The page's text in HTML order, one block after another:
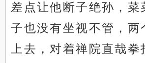
差点让他断子绝孙，菜
子也没有坐视不管，两
上去，对着禅院直哉拳